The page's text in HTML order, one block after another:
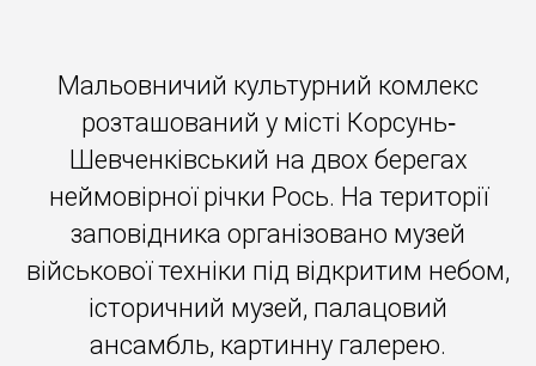
Мальовничий культурний комлекс
розташований у місті Корсунь‐
Шевченківський на двох берегах
неймовірної річки Рось. На території
заповідника організовано музей
військової техніки під відкритим небом,
історичний музей, палацовий
ансамбль, картинну галерею.